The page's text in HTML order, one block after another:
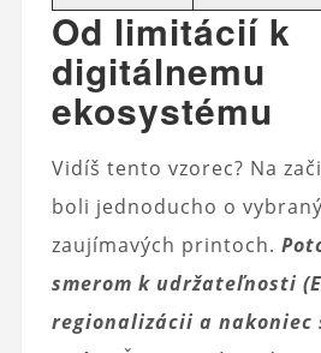
Od limitácií k
digitálnemu
ekosystému
Vidíš tento vzorec? Na
boli jednoducho o
zaujímavých printoch.
smerom k udržateľnosti
regionalizácii a nakoniec